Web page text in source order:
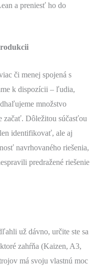
a preniesť ho do
či menej spojená s
k dispozícii – ľudia,
množstvo
začať. Dôležitou súčasťou
identifikovať, ale aj
navrhovaného riešenia,
predražené riešenie
už dávno, určite ste sa
zahŕňa (Kaizen, A3,
má svoju vlastnú moc